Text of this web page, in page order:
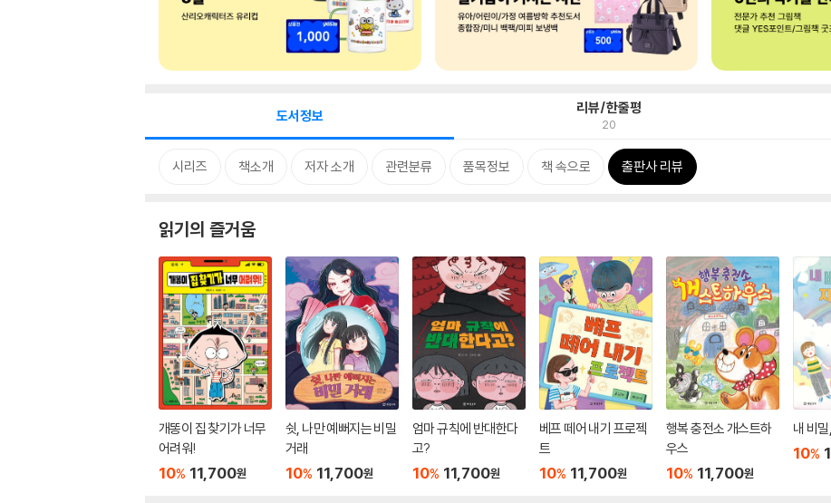
도서정보 리뷰/한줄평
20
시리즈 책소개 저자 소개 관련분류 품목정보 책 속으로 출판사 리뷰
읽기의 즐거움
개똥이 집 찾기가 너무
어려워!
10% 11,700원
쉿, 나만 예뻐지는 비밀
거래
10% 11,700원
엄마 규칙에 반대한다
고?
10% 11,700원
베프 떼어 내기 프로젝
트
10% 11,700원
행복 충전소 개스트하
우스
10% 11,700원
내 비
10%